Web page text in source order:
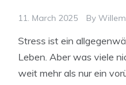
11. March 2025 By
Stress ist ein
Leben. Aber was viele
weit mehr als nur ein